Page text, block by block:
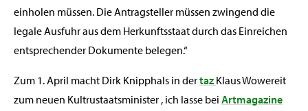
einholen müssen. Die Antragsteller müssen zwingend die
legale Ausfuhr aus dem Herkunftsstaat durch das Einreichen
entsprechender Dokumente belegen.“
Zum 1. April macht Dirk Knipphals in dertaz Klaus Wowereit
zum neuen Kultrustaatsminister , ich lasse bei Artmagazine